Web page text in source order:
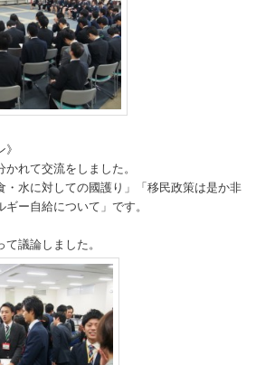
れて交流をしました。
・水に対しての國護り」「移民政策は是か非
ー自給について」です。
議論しました。